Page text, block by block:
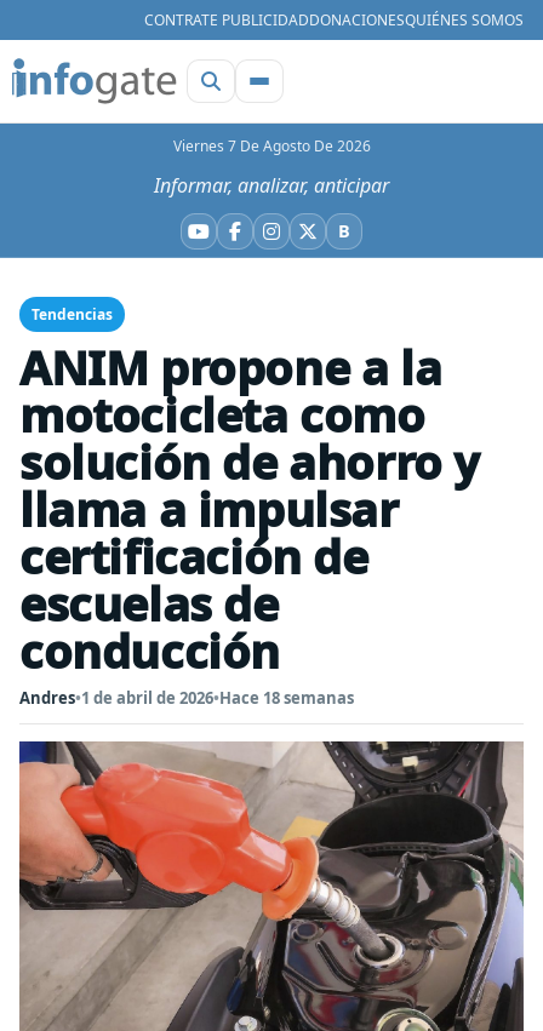
CONTRATE PUBLICIDADDONACIONESQUIÉNES SOMOS
Viernes 7 De Agosto De 2026
Informar, analizar, anticipar
YouTube
Facebook
Instagram
X BBluesky
Tendencias
ANIM propone a la
motocicleta como
solución de ahorro y
llama a impulsar
certificación de
escuelas de
conducción
Andres•1 de abril de 2026•Hace 18 semanas